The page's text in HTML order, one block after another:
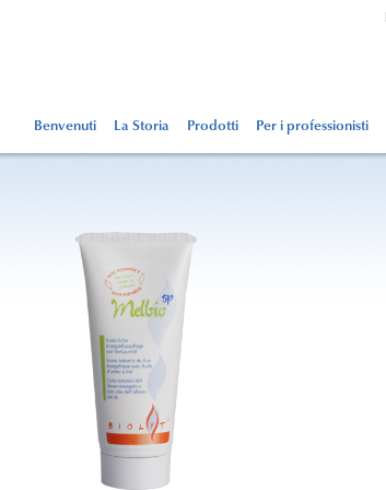
Benvenuti La Storia Prodotti Per i professionisti